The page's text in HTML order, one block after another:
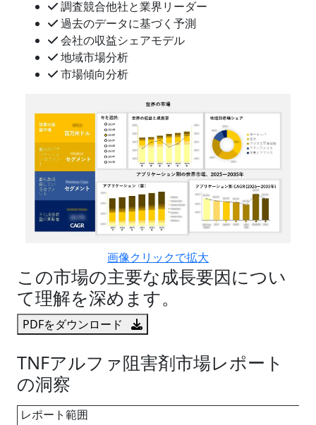
調査競合他社と業界リーダー
過去のデータに基づく予測
会社の収益シェアモデル
地域市場分析
市場傾向分析
画像クリックで拡大
この市場の主要な成長要因につい
て理解を深めます。
PDFをダウンロード
TNFアルファ阻害剤市場レポート
の洞察
レポート範囲